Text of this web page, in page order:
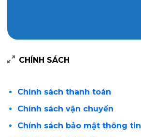
CHÍNH SÁCH
Chính sách thanh toán
Chính sách vận chuyển
Chính sách bảo mật thông tin